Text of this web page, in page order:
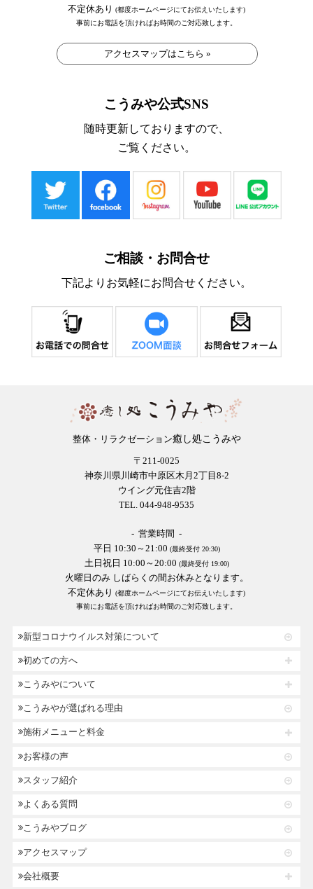
不定休あり (都度ホームページにてお伝えいたします)
事前にお電話を頂ければお時間のご対応致します。
アクセスマップはこちら »
こうみや公式SNS
随時更新しておりますので、
ご覧ください。
ご相談・お問合せ
下記よりお気軽にお問合せください。
整体・リラクゼーション癒し処こうみや
〒211-0025
神奈川県川崎市中原区木月2丁目8-2
ウイング元住吉2階
TEL. 044-948-9535
- 営業時間 -
平日 10:30～21:00 (最終受付 20:30)
土日祝日 10:00～20:00 (最終受付 19:00)
火曜日のみ しばらくの間お休みとなります。
不定休あり (都度ホームページにてお伝えいたします)
事前にお電話を頂ければお時間のご対応致します。
新型コロナウイルス対策について
初めての方へ
こうみやについて
こうみやが選ばれる理由
施術メニューと料金
お客様の声
スタッフ紹介
よくある質問
こうみやブログ
アクセスマップ
会社概要